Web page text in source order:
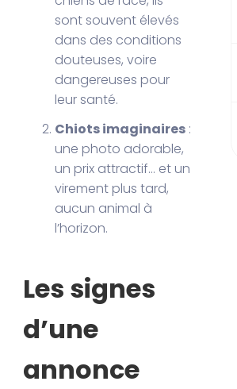
sont souvent élevés
dans des conditions
douteuses, voire
dangereuses pour
leur santé.
Chiots imaginaires :
une photo adorable,
un prix attractif… et un
virement plus tard,
aucun animal à
l’horizon.
Les signes
d’une
annonce